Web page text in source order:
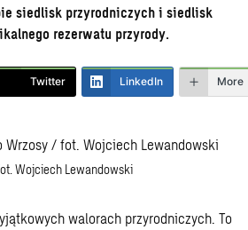
siedlisk przyrodniczych i siedlisk
rezerwatu przyrody.
Twitter LinkedIn More
Wojciech Lewandowski
walorach przyrodniczych. To